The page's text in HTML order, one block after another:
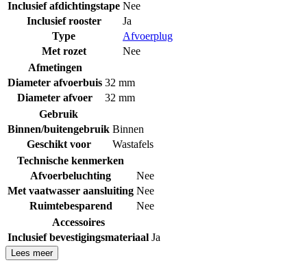
Inclusief afdichtingstape Nee
Inclusief rooster
Ja
Type
Afvoerplug
Met rozet
Nee
Afmetingen
Diameter afvoerbuis 32 mm
Diameter afvoer
32 mm
Gebruik
Binnen/buitengebruik Binnen
Geschikt voor
Wastafels
Technische kenmerken
Afvoerbeluchting
Nee
Met vaatwasser aansluiting Nee
Ruimtebesparend
Nee
Accessoires
Inclusief bevestigingsmateriaal Ja
Lees meer